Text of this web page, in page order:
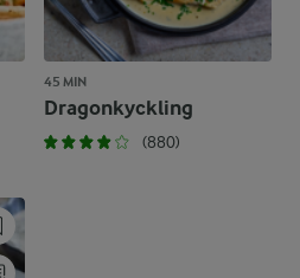
45 MIN
Dragonkyckling
(880)